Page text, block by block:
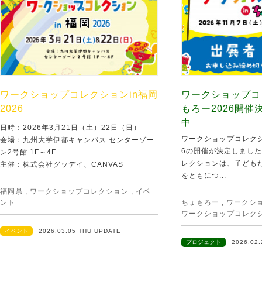
ワークショップコレクションin福岡
2026
日時：2026年3月21日（土）22日（日）
会場：九州大学伊都キャンパス センターゾー
ン2号館 1F～4F
主催：株式会社グッデイ、CANVAS
福岡県 , ワークショップコレクション , イベ
ント
イベント 2026.03.05 THU UPDATE
ワークショップ
もろー2026開催
中
ワークショップコレク
6の開催が決定しまし
レクションは、子ども
をともにつ...
ちょもろー , ワークシ
ワークショップコレク
プロジェクト